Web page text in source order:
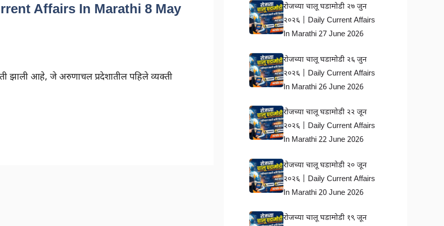
Affairs In Marathi 8 May
झाली आहे, जे अरुणाचल प्रदेशातील पहिले व्यक्ती
रोजच्या चालू घडामोडी २७ जुन
२०२६ | Daily Current Affairs
In Marathi 27 June 2026
रोजच्या चालू घडामोडी २६ जुन
२०२६ | Daily Current Affairs
In Marathi 26 June 2026
रोजच्या चालू घडामोडी २२ जून
२०२६ | Daily Current Affairs
In Marathi 22 June 2026
रोजच्या चालू घडामोडी २० जून
२०२६ | Daily Current Affairs
In Marathi 20 June 2026
रोजच्या चालू घडामोडी १९ जून